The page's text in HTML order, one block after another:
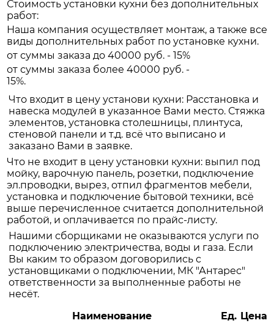
Стоимость установки кухни без дополнительных
работ:
Наша компания осуществляет монтаж, а также все
виды дополнительных работ по установке кухни.
от суммы заказа до 40000 руб. - 15%
от суммы заказа более 40000 руб. -
15%.
Что входит в цену установи кухни: Расстановка и
навеска модулей в указанное Вами место. Стяжка
элементов, установка столешницы, плинтуса,
стеновой панели и т.д. всё что выписано и
заказано Вами в заявке.
Что не входит в цену установки кухни: выпил под
мойку, варочную панель, розетки, подключение
эл.проводки, вырез, отпил фрагментов мебели,
установка и подключение бытовой техники, всё
выше перечисленное считается дополнительной
работой, и оплачивается по прайс-листу.
Нашими сборщиками не оказываются услуги по
подключению электричества, воды и газа. Если
Вы каким то образом договорились с
установщиками о подключении, МК "Антарес"
ответственности за выполненные работы не
несёт.
Наименование
Ед. Цена